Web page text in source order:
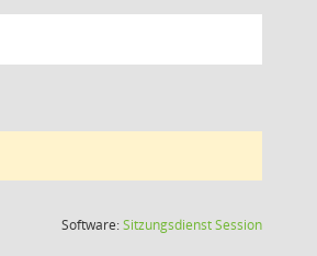
Software:SitzungsdienstSession(Wird in